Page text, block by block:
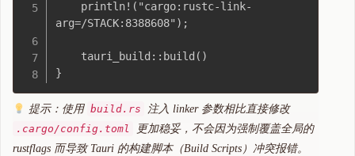
arg=/STACK:8388608");
提示：使用 build.rs
注入 linker 参数相比直接修改
.cargo/config.toml
更加稳妥，不会因为强制覆盖全局的
rustflags 而导致 Tauri 的构建脚本（Build Scripts）冲突报错。